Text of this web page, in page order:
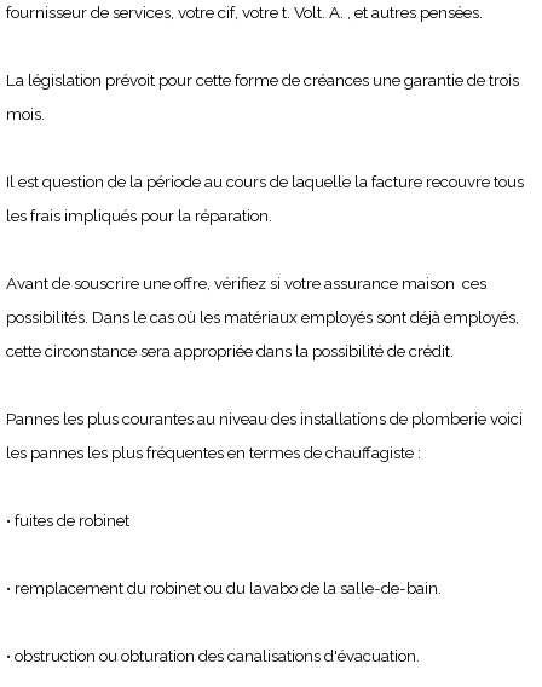
fournisseur de services, votre cif, votre t. Volt. A. , et autres pensées.
La législation prévoit pour cette forme de créances une garantie de trois
mois.
Il est question de la période au cours de laquelle la facture recouvre tous
les frais impliqués pour la réparation.
Avant de souscrire une offre, vérifiez si votre assurance maison ces
possibilités. Dans le cas où les matériaux employés sont déjà employés,
cette circonstance sera appropriée dans la possibilité de crédit.
Pannes les plus courantes au niveau des installations de plomberie voici
les pannes les plus fréquentes en termes de chauffagiste :
• fuites de robinet
• remplacement du robinet ou du lavabo de la salle-de-bain.
• obstruction ou obturation des canalisations d'évacuation.